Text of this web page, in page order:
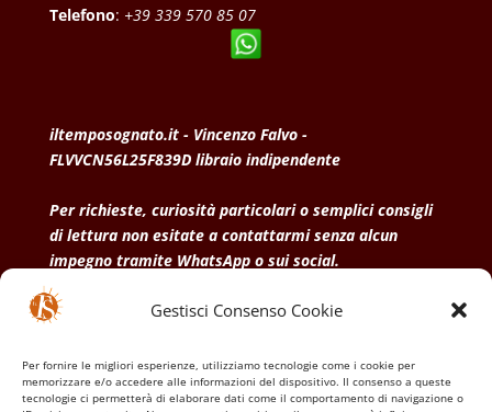
Gestisci Consenso Cookie
Per fornire le migliori esperienze, utilizziamo tecnologie come i cookie per
memorizzare e/o accedere alle informazioni del dispositivo. Il consenso a queste
tecnologie ci permetterà di elaborare dati come il comportamento di navigazione o
Telefono: +39 339 570 85 07
iltemposognato.it - Vincenzo Falvo -
FLVVCN56L25F839D libraio indipendente
Per richieste, curiosità particolari o semplici consigli
di lettura non esitate a contattarmi senza alcun
impegno tramite WhatsApp o sui social.